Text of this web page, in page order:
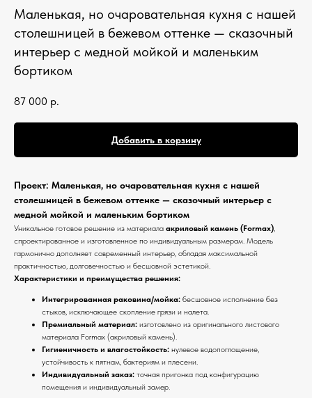
Столешницы для барбекю
Кухонная техника
Подбор под столешницу
Аксессуары из камня
Маленькая, но очаровательная кухня с нашей
столешницей в бежевом оттенке — сказочный
интерьер с медной мойкой и маленьким
бортиком
87 000 р.
Добавить в корзину
Проект: Маленькая, но очаровательная кухня с нашей
столешницей в бежевом оттенке — сказочный интерьер с
медной мойкой и маленьким бортиком
Уникальное готовое решение из материала акриловый камень (Formax),
спроектированное и изготовленное по индивидуальным размерам. Модель
гармонично дополняет современный интерьер, обладая максимальной
практичностью, долговечностью и бесшовной эстетикой.
Характеристики и преимущества решения:
Интегрированная раковина/мойка: бесшовное исполнение без
стыков, исключающее скопление грязи и налета.
Премиальный материал: изготовлено из оригинального листового
материала Formax (акриловый камень).
Гигиеничность и влагостойкость: нулевое водопоглощение,
устойчивость к пятнам, бактериям и плесени.
Индивидуальный заказ: точная пригонка под конфигурацию
помещения и индивидуальный замер.